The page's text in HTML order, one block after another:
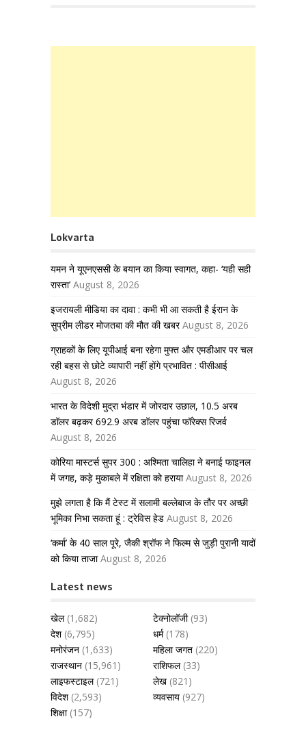
Lokvarta
यमन ने यूएनएससी के बयान का किया स्वागत, कहा- ‘यही सही
रास्ता’ August 8, 2026
इजरायली मीडिया का दावा : कभी भी आ सकती है ईरान के
सुप्रीम लीडर मोजतबा की मौत की खबर August 8, 2026
ग्राहकों के लिए यूपीआई बना रहेगा मुफ्त और एमडीआर पर चल
रही बहस से छोटे व्यापारी नहीं होंगे प्रभावित : पीसीआई
August 8, 2026
भारत के विदेशी मुद्रा भंडार में जोरदार उछाल, 10.5 अरब
डॉलर बढ़कर 692.9 अरब डॉलर पहुंचा फॉरेक्स रिजर्व
August 8, 2026
कोरिया मास्टर्स सुपर 300 : अश्मिता चालिहा ने बनाई फाइनल
में जगह, कड़े मुकाबले में रक्षिता को हराया August 8, 2026
मुझे लगता है कि मैं टेस्ट में सलामी बल्लेबाज के तौर पर अच्छी
भूमिका निभा सकता हूं : ट्रेविस हेड August 8, 2026
‘कर्मा’ के 40 साल पूरे, जैकी श्रॉफ ने फिल्म से जुड़ी पुरानी यादों
को किया ताजा August 8, 2026
Latest news
खेल(1,682) टेक्नोलॉजी(93)
देश(6,795) धर्म(178)
मनोरंजन (1,633) महिला जगत (220)
राजस्थान (15,961) राशिफल(33)
लाइफस्टाइल(721) लेख (821)
विदेश(2,593) व्यवसाय (927)
शिक्षा(157)